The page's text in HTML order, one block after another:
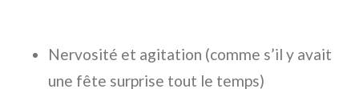
Nervosité et agitation (comme s’il y avait
une fête surprise tout le temps)